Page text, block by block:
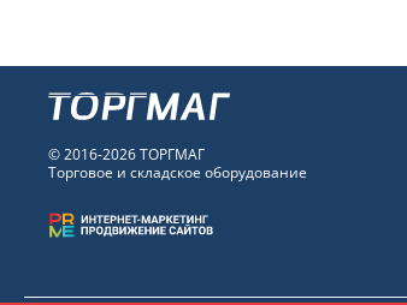
© 2016-2026 ТОРГМАГ
Торговое и складское оборудование